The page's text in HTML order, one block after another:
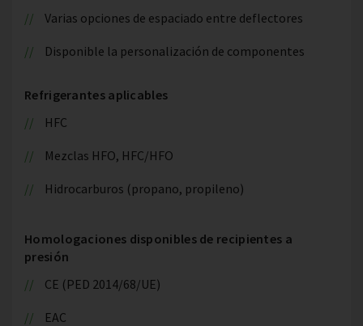
Varias opciones de espaciado entre deflectores
Disponible la personalización de componentes
Refrigerantes aplicables
HFC
Mezclas HFO, HFC/HFO
Hidrocarburos (propano, propileno)
Homologaciones disponibles de recipientes a
presión
CE (PED 2014/68/UE)
EAC